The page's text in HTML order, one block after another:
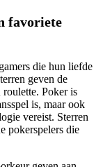
favoriete
die hun liefde
geven de
Poker is
is, maar ook
vereist. Sterren
pokerspelers die